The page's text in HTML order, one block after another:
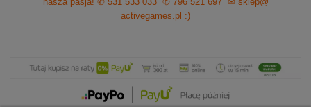
activegames.pl :)